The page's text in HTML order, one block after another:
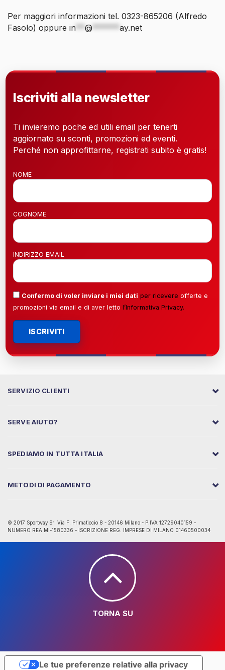
Per maggiori informazioni tel. 0323-865206 (Alfredo
Fasolo) oppure in ** @****** ay.net
Iscriviti alla newsletter
Ti invieremo poche ed utili email per tenerti
aggiornato su sconti, promozioni ed eventi.
Perché non approfittarne, registrati subito è gratis!
NOME
COGNOME
INDIRIZZO EMAIL
Confermo di voler inviare i miei dati per ricevere offerte e
promozioni via email e di aver letto l’Informativa Privacy.
ISCRIVITI
SERVIZIO CLIENTI
SERVE AIUTO?
SPEDIAMO IN TUTTA ITALIA
METODI DI PAGAMENTO
© 2017 Sportway Srl Via F. Primaticcio 8 - 20146 Milano - P.IVA 12729040159 -
NUMERO REA MI-1580336 - ISCRIZIONE REG. IMPRESE DI MILANO 01460500034
TORNA SU
Le tue preferenze relative alla privacy